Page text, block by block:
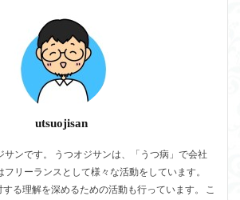
utsuojisan
サンです。 うつオジサンは、「うつ病」で会社
フリーランスとして様々な活動をしています。
る理解を深めるための活動も行っています。 こ